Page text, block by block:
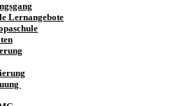
Lernangebote